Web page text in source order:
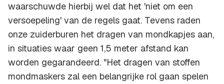
waarschuwde hierbij wel dat het 'niet om een
versoepeling' van de regels gaat. Tevens raden
onze zuiderburen het dragen van mondkapjes aan,
in situaties waar geen 1,5 meter afstand kan
worden gegarandeerd. "Het dragen van stoffen
mondmaskers zal een belangrijke rol gaan spelen